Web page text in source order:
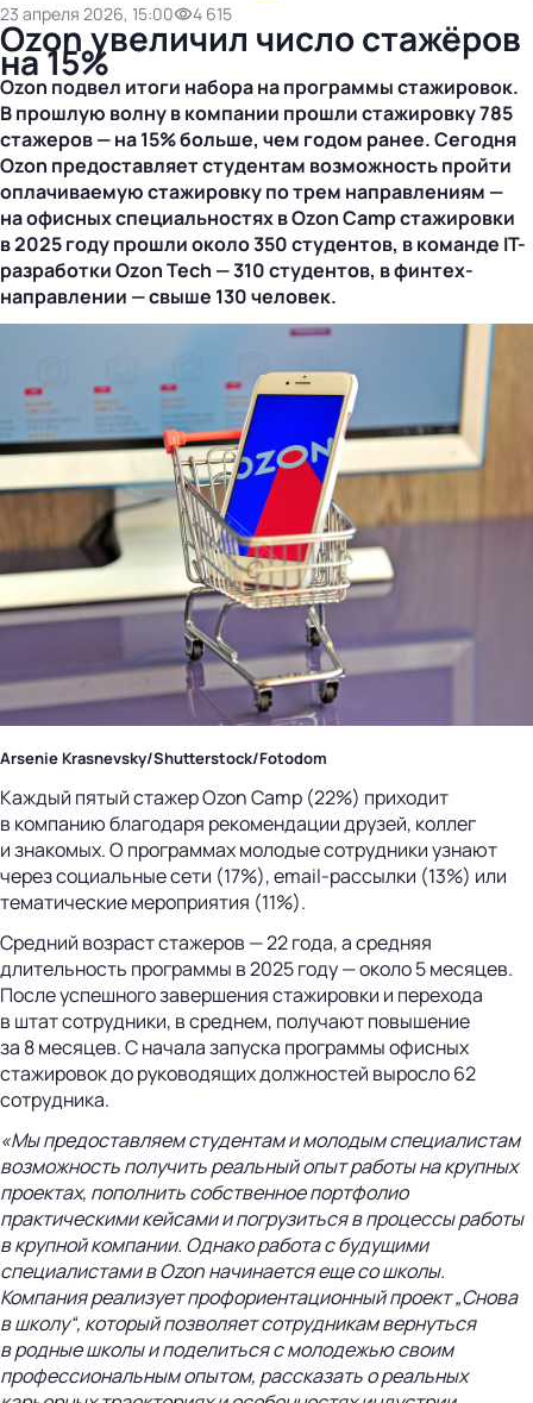
23 апреля 2026, 15:00 4 615
Ozon увеличил число стажёров
на 15%
Ozon подвел итоги набора на программы стажировок.
В прошлую волну в компании прошли стажировку 785
стажеров — на 15% больше, чем годом ранее. Сегодня
Ozon предоставляет студентам возможность пройти
оплачиваемую стажировку по трем направлениям —
на офисных специальностях в Ozon Camp стажировки
в 2025 году прошли около 350 студентов, в команде IT-
разработкиOzon Tech — 310 студентов, вфинтех-
направлении — свыше 130 человек.
Arsenie Krasnevsky/Shutterstock/Fotodom
Каждый пятый стажер Ozon Camp (22%) приходит
в компанию благодаря рекомендации друзей, коллег
и знакомых. О программах молодые сотрудники узнают
через социальные сети (17%), email-рассылки (13%) или
тематические мероприятия (11%).
Средний возраст стажеров — 22 года, а средняя
длительность программы в 2025 году — около 5 месяцев.
После успешного завершения стажировки и перехода
в штат сотрудники, в среднем, получают повышение
за 8 месяцев. С начала запуска программы офисных
стажировок до руководящих должностей выросло 62
сотрудника.
«Мы предоставляем студентам и молодым специалистам
возможность получить реальный опыт работы на крупных
проектах, пополнить собственное портфолио
практическими кейсами и погрузиться в процессы работы
в крупной компании. Однако работа с будущими
специалистами в Ozon начинается еще со школы.
Компания реализует профориентационный проект „Снова
в школу“, который позволяет сотрудникам вернуться
в родные школы и поделиться с молодежью своим
профессиональным опытом, рассказать о реальных